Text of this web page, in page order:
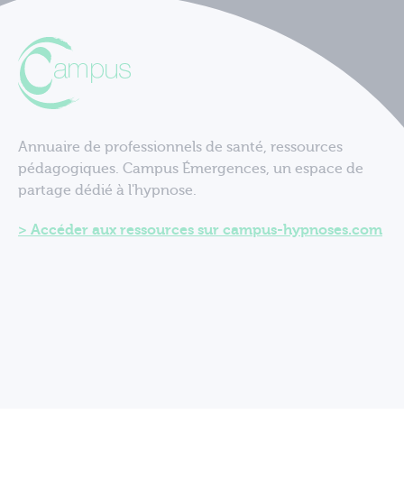
Annuaire de professionnels de santé, ressources
pédagogiques. Campus Émergences, un espace de
partage dédié à l'hypnose.
Accéder aux ressources sur campus-hypnoses.com